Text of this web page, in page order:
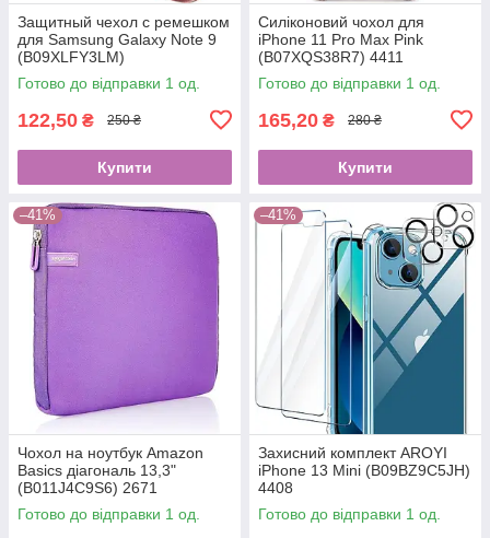
Защитный чехол с ремешком
для Samsung Galaxy Note 9
(B09XLFY3LM)
Готово до відправки 1 од.
122,50 ₴ 250 ₴
Купити
Силіконовий чохол для
iPhone 11 Pro Max Pink
(B07XQS38R7) 4411
Готово до відправки 1 од.
165,20 ₴ 280 ₴
Купити
–41%
Чохол на ноутбук Amazon
Basics діагональ 13,3"
(B011J4C9S6) 2671
Готово до відправки 1 од.
–41%
Захисний комплект AROYI
iPhone 13 Mini (B09BZ9C5JH)
4408
Готово до відправки 1 од.